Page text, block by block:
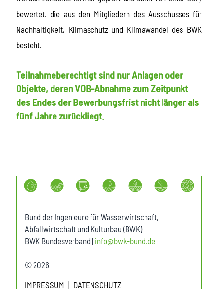
bewertet, die aus den Mitgliedern des Ausschusses für
Nachhaltigkeit, Klimaschutz und Klimawandel des BWK
besteht.
Teilnahmeberechtigt sind nur Anlagen oder
Objekte, deren VOB-Abnahme zum Zeitpunkt
des Endes der Bewerbungsfrist nicht länger als
fünf Jahre zurückliegt.
Bund der Ingenieure für Wasserwirtschaft,
Abfallwirtschaft und Kulturbau (BWK)
BWK Bundesverband | info@bwk-bund.de
© 2026
IMPRESSUM DATENSCHUTZ